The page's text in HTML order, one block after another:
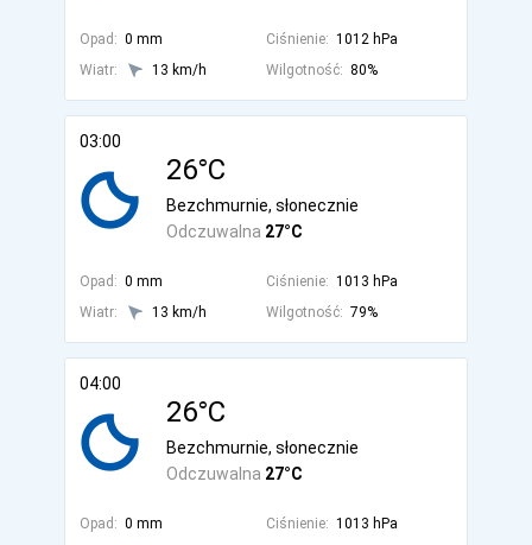
Opad: 0 mm Ciśnienie: 1012 hPa
Wiatr:
13 km/h Wilgotność: 80%
03:00
26°C
Odczuwalna 27°C
Bezchmurnie, słonecznie
Opad: 0 mm Ciśnienie: 1013 hPa
Wiatr:
13 km/h Wilgotność: 79%
04:00
26°C
Odczuwalna 27°C
Bezchmurnie, słonecznie
Opad: 0 mm Ciśnienie: 1013 hPa